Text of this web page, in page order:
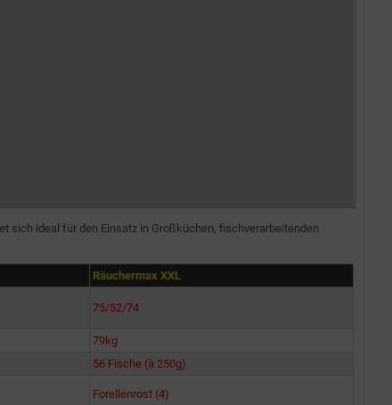
sich ideal für den Einsatz in Großküchen, fischverarbeitenden
Räuchermax XXL
75/52/74
79kg
56 Fische (à 250g)
Forellenrost (4)